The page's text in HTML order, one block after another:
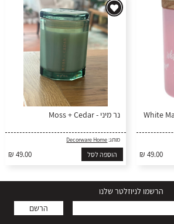
₪ 49.00
נר מיני - Moss + Cedar
מותג:Decorware Home
₪ 49.00 הוספה לסל
הרשמו לניוזלטר שלנו
הרשם